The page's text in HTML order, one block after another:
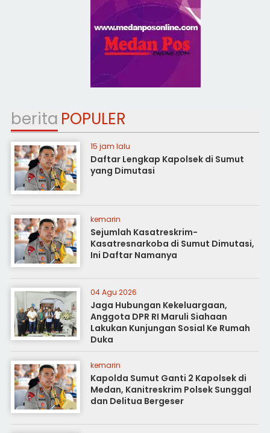
berita POPULER
15 jam lalu
Daftar Lengkap Kapolsek di Sumut
yang Dimutasi
kemarin
Sejumlah Kasatreskrim-
Kasatresnarkoba di Sumut Dimutasi,
Ini Daftar Namanya
04 Agu 2026
Jaga Hubungan Kekeluargaan,
Anggota DPR RI Maruli Siahaan
Lakukan Kunjungan Sosial Ke Rumah
Duka
kemarin
Kapolda Sumut Ganti 2 Kapolsek di
Medan, Kanitreskrim Polsek Sunggal
dan Delitua Bergeser